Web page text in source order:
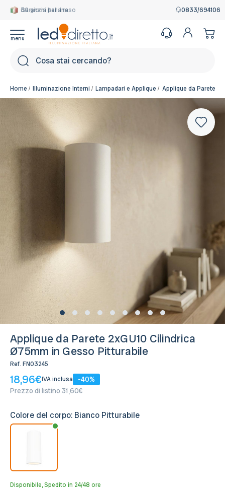
Garanzia Italiana 0833/694106
Home Illuminazione Interni Lampadari e Applique Applique da Parete
Applique da Parete 2xGU10 Cilindrica
Ø75mm in Gesso Pitturabile
Ref. FN03245
18,96€IVA inclusa
-40%
Prezzo di listino 31,60€
Disponibile, Spedito in 24/48 ore
Colore del corpo: Bianco Pitturabile
Disponibile, Spedito in 24/48 ore